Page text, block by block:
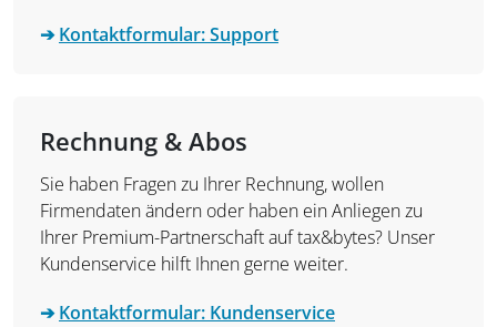
➔Kontaktformular: Support
Rechnung & Abos
Sie haben Fragen zu Ihrer Rechnung, wollen
Firmendaten ändern oder haben ein Anliegen zu
Ihrer Premium-Partnerschaft auf tax&bytes? Unser
Kundenservice hilft Ihnen gerne weiter.
➔Kontaktformular: Kundenservice